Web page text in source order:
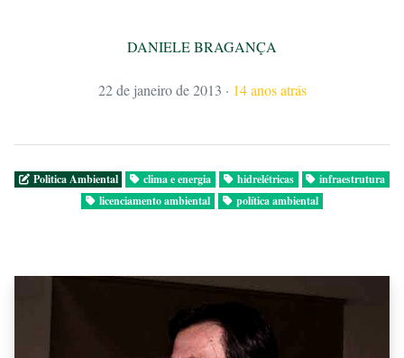
DANIELE BRAGANÇA
22 de janeiro de 2013 · 14 anos atrás
Politica Ambiental clima e energia hidrelétricas
infraestrutura
licenciamento ambiental
política ambiental